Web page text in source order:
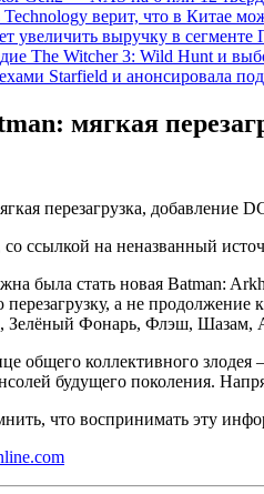
верит, что в Китае
увеличить выручку в
The Witcher 3: Wild Hunt и
Starfield и анонсировала
мягкая
ссылкой на неназванный
была стать новая Batman:
а не продолжение
Фонарь, Флэш, Шазам,
общего коллективного злодея
будущего поколения.
что воспринимать эту